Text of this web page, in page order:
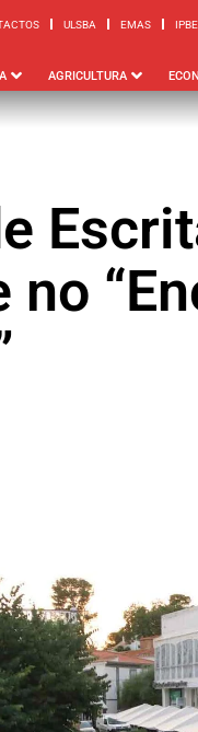
ULSBA EMAS
AGRICULTURA
ULSBA EMAS
no